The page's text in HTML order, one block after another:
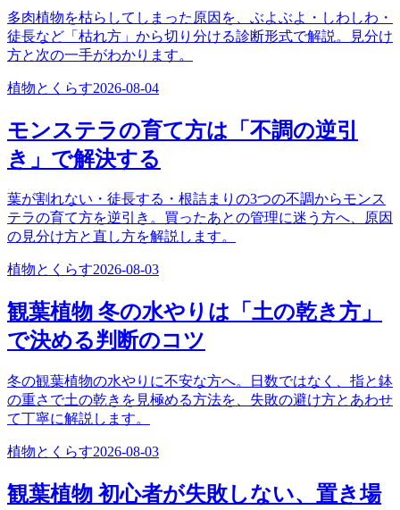
多肉植物を枯らしてしまった原因を、ぶよぶよ・しわしわ・
徒長など「枯れ方」から切り分ける診断形式で解説。見分け
方と次の一手がわかります。
植物とくらす2026-08-04
モンステラの育て方は「不調の逆引
き」で解決する
葉が割れない・徒長する・根詰まりの3つの不調からモンス
テラの育て方を逆引き。買ったあとの管理に迷う方へ、原因
の見分け方と直し方を解説します。
植物とくらす2026-08-03
観葉植物 冬の水やりは「土の乾き方」
で決める判断のコツ
冬の観葉植物の水やりに不安な方へ。日数ではなく、指と鉢
の重さで土の乾きを見極める方法を、失敗の避け方とあわせ
て丁寧に解説します。
植物とくらす2026-08-03
観葉植物 初心者が失敗しない、置き場